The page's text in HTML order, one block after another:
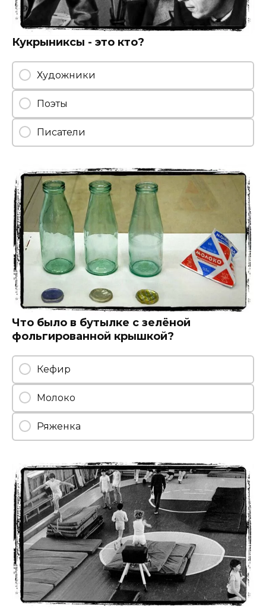
Кукрыниксы - это кто?
Художники
Поэты
Писатели
Что было в бутылке с зелёной
фольгированной крышкой?
Кефир
Молоко
Ряженка